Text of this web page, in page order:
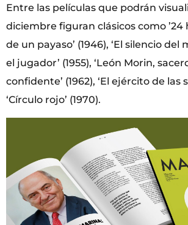
Entre las películas que podrán
diciembre figuran clásicos como ’24
de un payaso’ (1946), ‘El silencio del
el jugador’ (1955), ‘León Morin,
confidente’ (1962), ‘El ejército de las
‘Círculo rojo’ (1970).